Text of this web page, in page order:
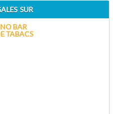
SUR
BAR
TABACS